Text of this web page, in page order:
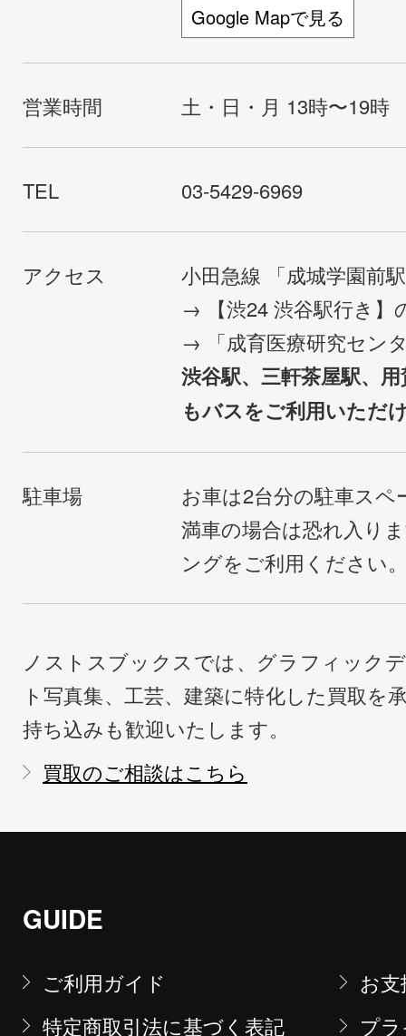
Google Mapで見る
営業時間 土・日・月 13時〜19時
TEL 03-5429-6969
アクセス
小田急線 「成城学園前
→ 【渋24 渋谷駅行き】
→ 「成育医療研究セン
渋谷駅、三軒茶屋駅、
もバスをご利用いただ
駐車場
お車は2台分の駐車ス
満車の場合は恐れ入り
ングをご利用ください
ノストスブックスでは、グラフィック
ト写真集、工芸、建築に特化した買取を
持ち込みも歓迎いたします。
買取のご相談はこちら
GUIDE
ご利用ガイド
お
特定商取引法に基づく表記
プ